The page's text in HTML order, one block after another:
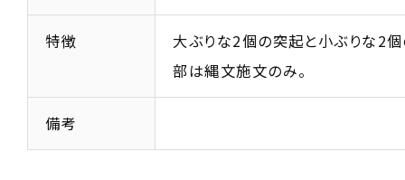
特徴
大ぶりな2個の突起と小ぶりな2個
部は縄文施文のみ。
備考